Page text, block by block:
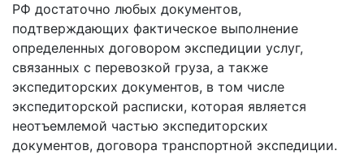
РФ достаточно любых документов,
подтверждающих фактическое выполнение
определенных договором экспедиции услуг,
связанных с перевозкой груза, а также
экспедиторских документов, в том числе
экспедиторской расписки, которая является
неотъемлемой частью экспедиторских
документов, договора транспортной экспедиции.